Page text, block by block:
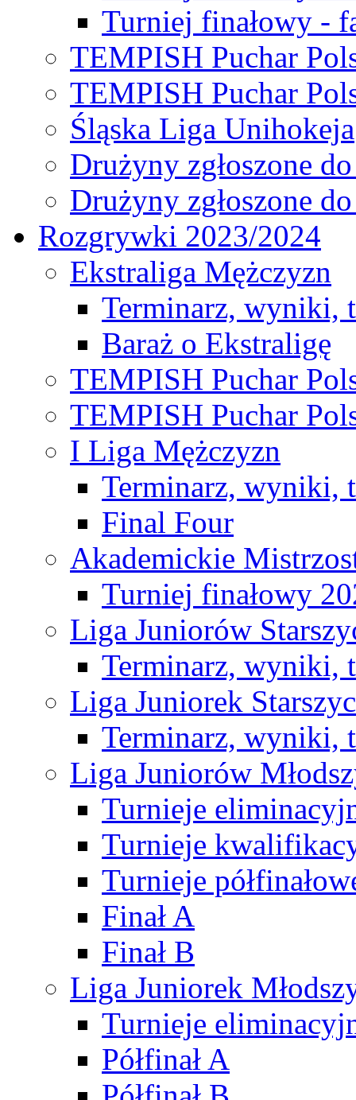
Turniej finałowy -
TEMPISH Puchar
TEMPISH Puchar
Śląska Liga Unihokeja
Drużyny zgłoszone
Drużyny zgłoszone
Rozgrywki 2023/2024
Ekstraliga Mężczyzn
Terminarz, wyniki,
Baraż o Ekstraligę
TEMPISH Puchar
TEMPISH Puchar
I Liga Mężczyzn
Terminarz, wyniki,
Final Four
Akademickie
Turniej finałowy
Liga Juniorów
Terminarz, wyniki,
Liga Juniorek
Terminarz, wyniki,
Liga Juniorów
Turnieje
Turnieje
Turnieje
Finał A
Finał B
Liga Juniorek
Turnieje
Półfinał A